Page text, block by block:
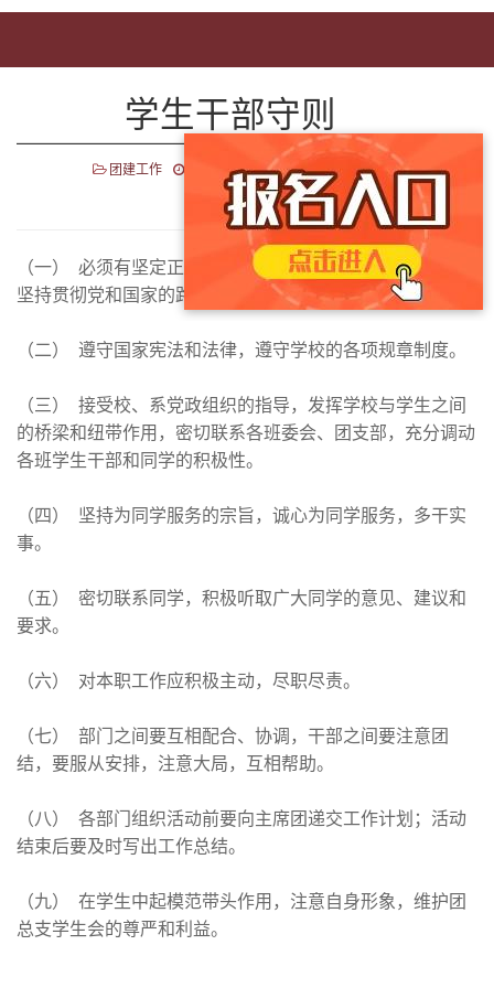
学生干部守则
团建工作 2017年5月11日 点击数：16064
（一） 必须有坚定正确的政治立场，坚持四项基本原则，
坚持贯彻党和国家的路线、方针和政策。
（二） 遵守国家宪法和法律，遵守学校的各项规章制度。
（三） 接受校、系党政组织的指导，发挥学校与学生之间
的桥梁和纽带作用，密切联系各班委会、团支部，充分调动
各班学生干部和同学的积极性。
（四） 坚持为同学服务的宗旨，诚心为同学服务，多干实
事。
（五） 密切联系同学，积极听取广大同学的意见、建议和
要求。
（六） 对本职工作应积极主动，尽职尽责。
（七） 部门之间要互相配合、协调，干部之间要注意团
结，要服从安排，注意大局，互相帮助。
（八） 各部门组织活动前要向主席团递交工作计划；活动
结束后要及时写出工作总结。
（九） 在学生中起模范带头作用，注意自身形象，维护团
总支学生会的尊严和利益。